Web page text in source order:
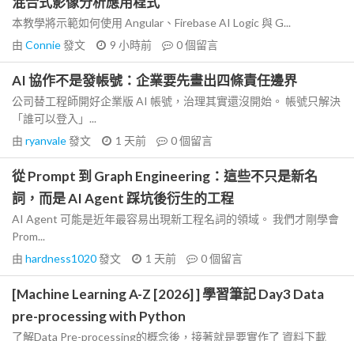
本教學將示範如何使用 Angular、Firebase AI Logic 與 G...
由 Connie發文 9 小時前 0個留言
AI 協作不是發帳號：企業要先畫出四條責任邊界
公司替工程師開好企業版 AI 帳號，治理其實還沒開始。 帳號只解決
「誰可以登入」...
由 ryanvale發文 1 天前 0個留言
從 Prompt 到 Graph Engineering：這些不只是新名
詞，而是 AI Agent 踩坑後衍生的工程
AI Agent 可能是近年最容易出現新工程名詞的領域。 我們才剛學會
Prom...
由 hardness1020發文 1 天前 0個留言
[Machine Learning A-Z [2026] ] 學習筆記 Day3 Data
pre-processing with Python
了解Data Pre-processing的概念後，接著就是要實作了 資料下載